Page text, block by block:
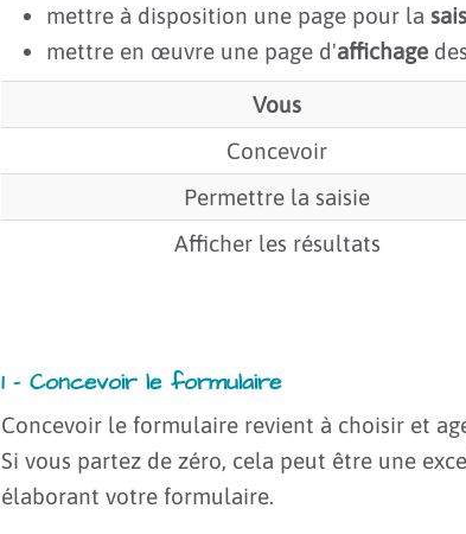
mettre à disposition une page pour la
mettre en œuvre une page d'affichage
Vous
Concevoir
Permettre la saisie
Afficher les résultats
1 – Concevoir le formulaire
Concevoir le formulaire revient à choisir et
Si vous partez de zéro, cela peut être une
élaborant votre formulaire.